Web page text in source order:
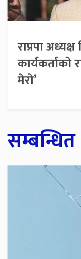
राप्रपा
कार्यकर्ताको
मेरो’
सम्बन्धित